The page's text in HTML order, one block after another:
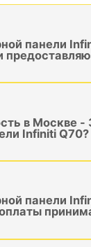
панели
в Москве -
Infiniti Q70?
панели